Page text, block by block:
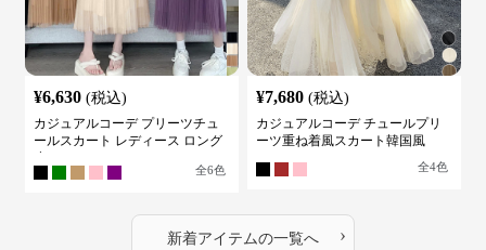
¥6,630 (税込)
カジュアルコーデ プリーツチュ
ールスカート レディース ロング
全6色
¥7,680 (税込)
カジュアルコーデ チュールプリ
ーツ重ね着風スカート韓国風
全4色
新着アイテムの一覧へ ›